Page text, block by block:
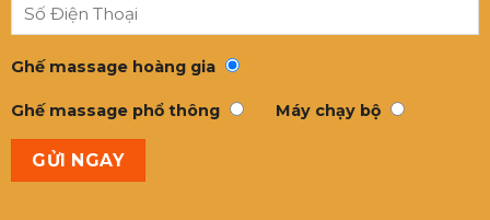
Ghế massage hoàng gia
Ghế massage phổ thông Máy chạy bộ